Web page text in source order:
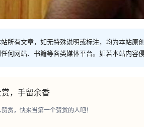
所有文章，如无特殊说明或标注，均为本站原
何网站、书籍等各类媒体平台。如若本站内容
赏，手留余香
赏，快来当第一个赞赏的人吧！